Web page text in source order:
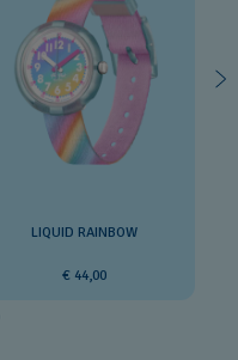
LIQUID RAINBOW
€ 44,00